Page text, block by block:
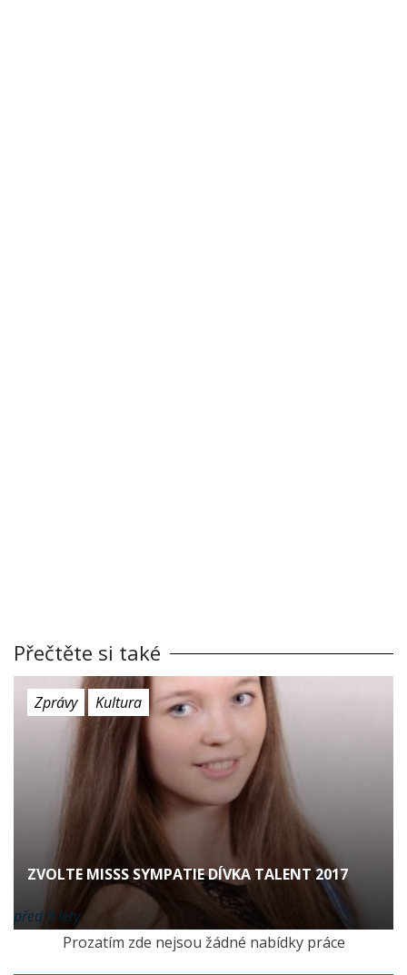
Přečtěte si také
Zprávy Kultura
ZVOLTE MISSS SYMPATIE DÍVKA TALENT 2017
před 9 lety
Prozatím zde nejsou žádné nabídky práce